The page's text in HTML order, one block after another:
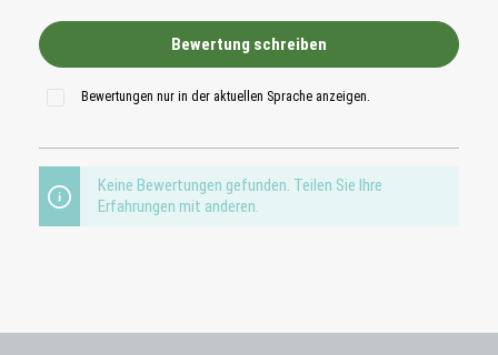
Bewertung schreiben
Bewertungen nur in der aktuellen Sprache anzeigen.
Keine Bewertungen gefunden. Teilen Sie Ihre
Erfahrungen mit anderen.